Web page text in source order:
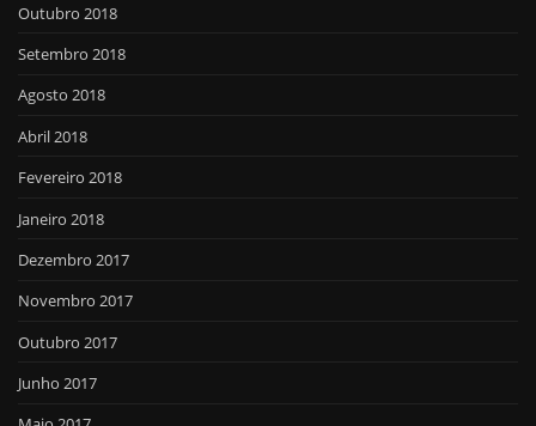
Outubro 2018
Setembro 2018
Agosto 2018
Abril 2018
Fevereiro 2018
Janeiro 2018
Dezembro 2017
Novembro 2017
Outubro 2017
Junho 2017